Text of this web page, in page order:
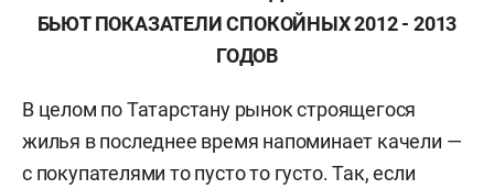
БЬЮТ ПОКАЗАТЕЛИ СПОКОЙНЫХ 2012 - 2013
ГОДОВ
В целом по Татарстану рынок строящегося
жилья в последнее время напоминает качели —
с покупателями то пусто то густо. Так, если